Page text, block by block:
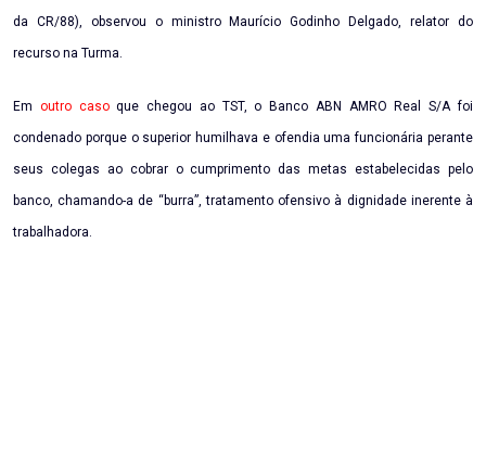
da CR/88), observou o ministro Maurício Godinho Delgado, relator do
recurso na Turma.
Em outro casoque chegou ao TST, o Banco ABN AMRO Real S/A foi
condenado porque o superior humilhava e ofendia uma funcionária perante
seus colegas ao cobrar o cumprimento das metas estabelecidas pelo
banco, chamando-a de “burra”, tratamento ofensivo à dignidade inerente à
trabalhadora.